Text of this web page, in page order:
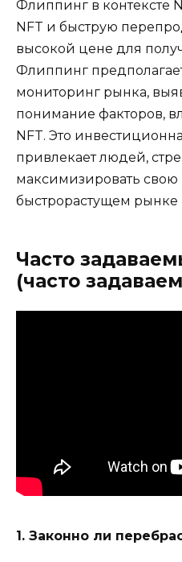
Флиппинг в контексте
NFT и быструю
высокой цене для
Флиппинг
мониторинг рынка,
понимание факторов,
NFT. Это
привлекает людей,
максимизировать
быстрорастущем рынке
Часто
(часто
1. Законно ли